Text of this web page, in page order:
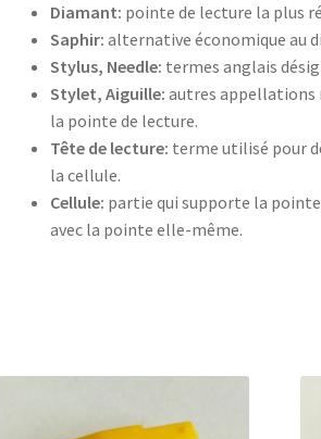
Diamant: pointe de lecture la plus
Saphir: alternative économique au
Stylus, Needle: termes anglais
Stylet, Aiguille: autres appellations
la pointe de lecture.
Tête de lecture: terme utilisé pour
la cellule.
Cellule: partie qui supporte la
avec la pointe elle-même.